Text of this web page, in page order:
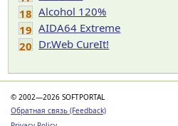
18 Alcohol 120%
19 AIDA64 Extreme
20 Dr.Web CureIt!
© 2002—2026 SOFTPORTAL
Обратная связь (Feedback)